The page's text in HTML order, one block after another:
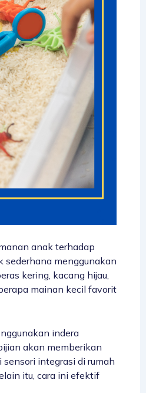
anak terhadap
sederhana menggunakan
kering, kacang hijau,
mainan kecil favorit
indera
akan memberikan
sensori integrasi di rumah
itu, cara ini efektif